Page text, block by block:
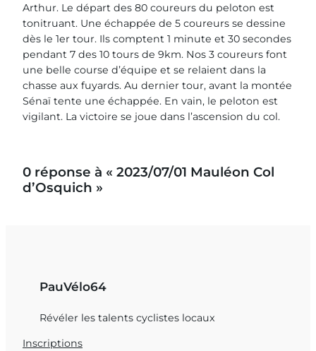
Arthur. Le départ des 80 coureurs du peloton est
tonitruant. Une échappée de 5 coureurs se dessine
dès le 1er tour. Ils comptent 1 minute et 30 secondes
pendant 7 des 10 tours de 9km. Nos 3 coureurs font
une belle course d’équipe et se relaient dans la
chasse aux fuyards. Au dernier tour, avant la montée
Sénaï tente une échappée. En vain, le peloton est
vigilant. La victoire se joue dans l’ascension du col.
0 réponse à « 2023/07/01 Mauléon Col
d’Osquich »
PauVélo64
Révéler les talents cyclistes locaux
Inscriptions